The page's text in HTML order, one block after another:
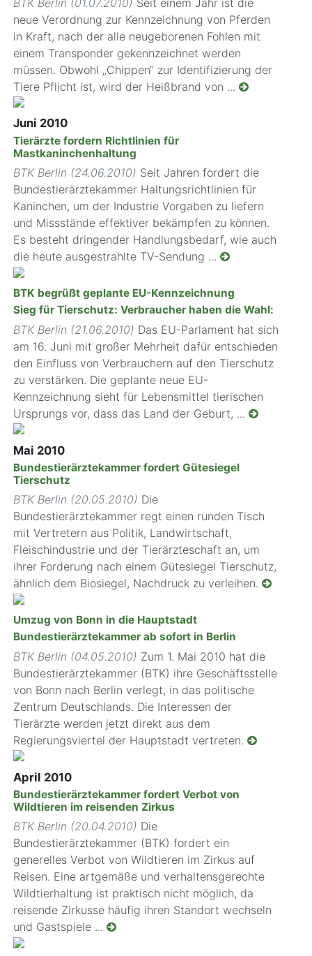
neue Verordnung zur Kennzeichnung von Pferden
in Kraft, nach der alle neugeborenen Fohlen mit
einem Transponder gekennzeichnet werden
müssen. Obwohl „Chippen“ zur Identifizierung der
Tiere Pflicht ist, wird der Heißbrand von ...
Juni 2010
Tierärzte fordern Richtlinien für
Mastkaninchenhaltung
BTK Berlin (24.06.2010) Seit Jahren fordert die
Bundestierärztekammer Haltungsrichtlinien für
Kaninchen, um der Industrie Vorgaben zu liefern
und Missstände effektiver bekämpfen zu können.
Es besteht dringender Handlungsbedarf, wie auch
die heute ausgestrahlte TV-Sendung ...
BTK begrüßt geplante EU-Kennzeichnung
Sieg für Tierschutz: Verbraucher haben die Wahl:
BTK Berlin (21.06.2010) Das EU-Parlament hat sich
am 16. Juni mit großer Mehrheit dafür entschieden
den Einfluss von Verbrauchern auf den Tierschutz
zu verstärken. Die geplante neue EU-
Kennzeichnung sieht für Lebensmittel tierischen
Ursprungs vor, dass das Land der Geburt, ...
Mai 2010
Bundestierärztekammer fordert Gütesiegel
Tierschutz
BTK Berlin (20.05.2010) Die
Bundestierärztekammer regt einen runden Tisch
mit Vertretern aus Politik, Landwirtschaft,
Fleischindustrie und der Tierärzteschaft an, um
ihrer Forderung nach einem Gütesiegel Tierschutz,
ähnlich dem Biosiegel, Nachdruck zu verleihen.
Umzug von Bonn in die Hauptstadt
Bundestierärztekammer ab sofort in Berlin
BTK Berlin (04.05.2010) Zum 1. Mai 2010 hat die
Bundestierärztekammer (BTK) ihre Geschäftsstelle
von Bonn nach Berlin verlegt, in das politische
Zentrum Deutschlands. Die Interessen der
Tierärzte werden jetzt direkt aus dem
Regierungsviertel der Hauptstadt vertreten.
April 2010
Bundestierärztekammer fordert Verbot von
Wildtieren im reisenden Zirkus
BTK Berlin (20.04.2010) Die
Bundestierärztekammer (BTK) fordert ein
generelles Verbot von Wildtieren im Zirkus auf
Reisen. Eine artgemäße und verhaltensgerechte
Wildtierhaltung ist praktisch nicht möglich, da
reisende Zirkusse häufig ihren Standort wechseln
und Gastspiele ...